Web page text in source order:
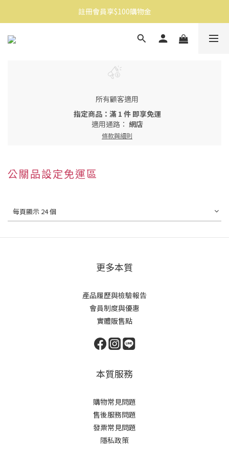
消費滿$1500免運
註冊會員享$100購物金
消費滿$1500免運
所有顧客適用
指定商品：滿 1 件 即享免運
適用通路： 網店
條款與細則
公關品設定免運區
每頁顯示 24 個
更多本質
產品履歷與檢驗報告
會員制度與優惠
實體販售點
本質服務
購物常見問題
售後服務問題
發票常見問題
隱私政策